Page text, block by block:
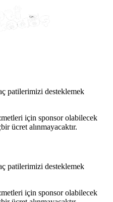
patilerimizi desteklemek
için sponsor olabilecek
ücret alınmayacaktır.
patilerimizi desteklemek
için sponsor olabilecek